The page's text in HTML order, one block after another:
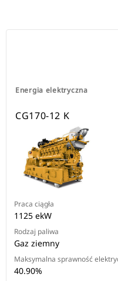
Energia elektryczna
CG170-12 K
Praca ciągła
1125 ekW
Rodzaj paliwa
Gaz ziemny
Maksymalna sprawność
40.90%